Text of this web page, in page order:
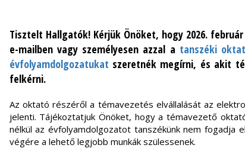
Tisztelt Hallgatók! Kérjük Önöket, hogy 2026.
e-mailben vagy személyesen azzal a tanszéki
évfolyamdolgozatukat szeretnék megírni, és akit
felkérni.
Az oktató részéről a témavezetés elvállalását az
jelenti. Tájékoztatjuk Önöket, hogy a témavezető
nélkül az évfolyamdolgozatot tanszékünk nem fogadja
végére a lehető legjobb munkák szülessenek.